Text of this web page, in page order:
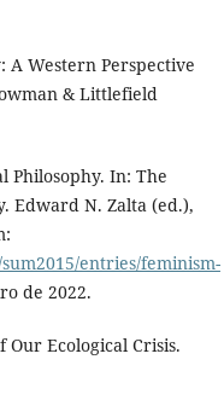
A Western Perspective
& Littlefield
Philosophy. In: The
Edward N. Zalta (ed.),
entries/feminism-
de 2022.
Our Ecological Crisis.